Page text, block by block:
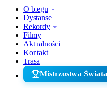
O biegu
Dystanse
Rekordy
Filmy
Aktualności
Kontakt
Trasa
Mistrzostwa Świata